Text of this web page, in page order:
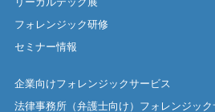
フォレンジック研修
セミナー情報
企業向けフォレンジックサービス
法律事務所（弁護士向け）フォレンジック